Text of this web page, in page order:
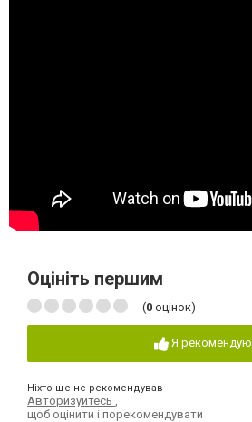
Оцініть першим
(0 оцінок)
Я рекомендую
Ніхто ще не рекомендував
Авторизуйтесь
щоб оцінити і порекомендувати